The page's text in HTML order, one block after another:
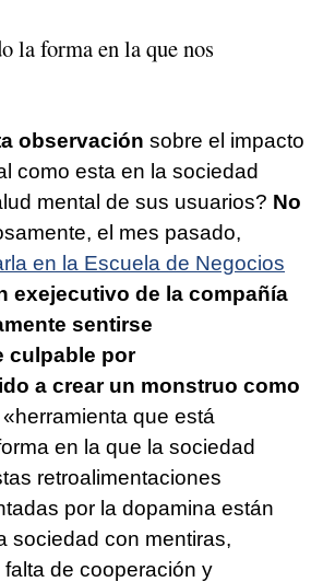
la forma en la que nos
observación sobre el impacto
como esta en la sociedad
mental de sus usuarios? No
el mes pasado,
en la Escuela de Negocios
exejecutivo de la compañía
sentirse
culpable por
a crear un monstruo como
que está
en la que la sociedad
retroalimentaciones
por la dopamina están
sociedad con mentiras,
de cooperación y